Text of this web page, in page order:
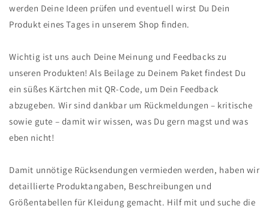
werden Deine Ideen prüfen und eventuell wirst Du Dein
Produkt eines Tages in unserem Shop finden.
Wichtig ist uns auch Deine Meinung und Feedbacks zu
unseren Produkten! Als Beilage zu Deinem Paket findest Du
ein süßes Kärtchen mit QR-Code, um Dein Feedback
abzugeben. Wir sind dankbar um Rückmeldungen – kritische
sowie gute – damit wir wissen, was Du gern magst und was
eben nicht!
Damit unnötige Rücksendungen vermieden werden, haben wir
detaillierte Produktangaben, Beschreibungen und
Größentabellen für Kleidung gemacht. Hilf mit und suche die